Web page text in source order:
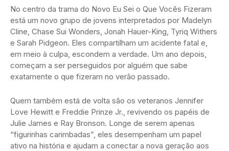
No centro da trama do Novo Eu Sei o Que Vocês Fizeram
está um novo grupo de jovens interpretados por Madelyn
Cline, Chase Sui Wonders, Jonah Hauer-King, Tyriq Withers
e Sarah Pidgeon. Eles compartilham um acidente fatal e,
em meio à culpa, escondem a verdade. Um ano depois,
começam a ser perseguidos por alguém que sabe
exatamente o que fizeram no verão passado.
Quem também está de volta são os veteranos Jennifer
Love Hewitt e Freddie Prinze Jr., revivendo os papéis de
Julie James e Ray Bronson. Longe de serem apenas
“figurinhas carimbadas”, eles desempenham um papel
ativo na história e ajudam a conectar a nova geração aos